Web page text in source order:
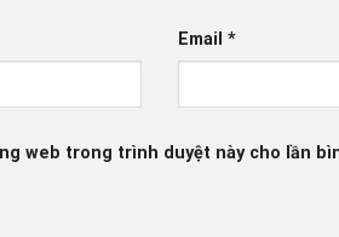
Email*
web trong trình duyệt này cho lần